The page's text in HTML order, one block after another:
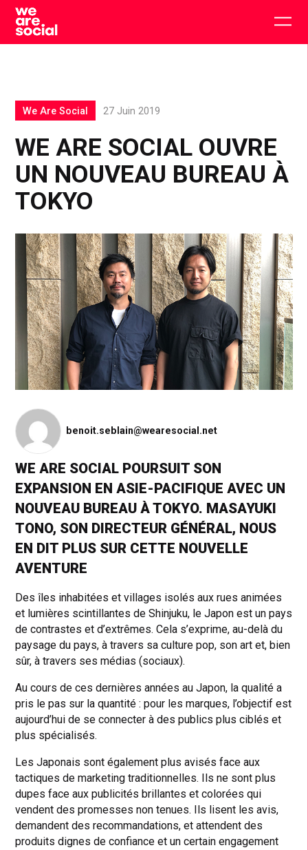
Skip
content
WE ARE SOCIAL OUVRE
UN NOUVEAU BUREAU À
TOKYO
We Are Social 27 Juin 2019
benoit.seblain@wearesocial.net
WE ARE SOCIAL POURSUIT SON
EXPANSION EN ASIE-PACIFIQUE AVEC UN
NOUVEAU BUREAU À TOKYO. MASAYUKI
TONO, SON DIRECTEUR GÉNÉRAL, NOUS
EN DIT PLUS SUR CETTE NOUVELLE
AVENTURE
Des îles inhabitées et villages isolés aux rues animées
et lumières scintillantes de Shinjuku, le Japon est un pays
de contrastes et d’extrêmes. Cela s’exprime, au-delà du
paysage du pays, à travers sa culture pop, son art et, bien
sûr, à travers ses médias (sociaux).
Au cours de ces dernières années au Japon, la qualité a
pris le pas sur la quantité : pour les marques, l’objectif est
aujourd’hui de se connecter à des publics plus ciblés et
plus spécialisés.
Les Japonais sont également plus avisés face aux
tactiques de marketing traditionnelles. Ils ne sont plus
dupes face aux publicités brillantes et colorées qui
vendent des promesses non tenues. Ils lisent les avis,
demandent des recommandations, et attendent des
produits dignes de confiance et un certain engagement